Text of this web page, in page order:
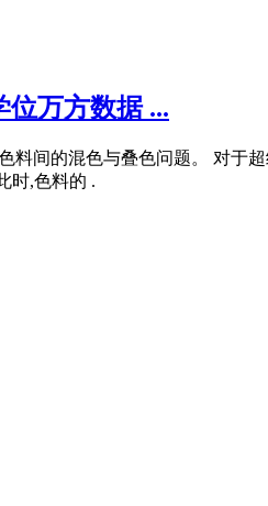
万方数据 ...
间的混色与叠色问题。 对于
时,色料的 .